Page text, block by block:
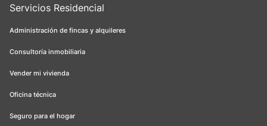
Servicios Residencial
Administración de fincas y alquileres
Consultoría inmobiliaria
Vender mi vivienda
Oficina técnica
Seguro para el hogar